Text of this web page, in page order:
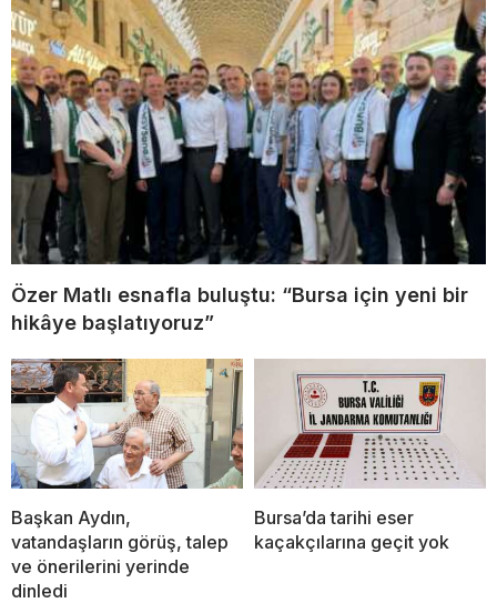
Özer Matlı esnafla buluştu: “Bursa için yeni bir
hikâye başlatıyoruz”
Başkan Aydın,
vatandaşların görüş, talep
ve önerilerini yerinde
dinledi
Bursa’da tarihi eser
kaçakçılarına geçit yok